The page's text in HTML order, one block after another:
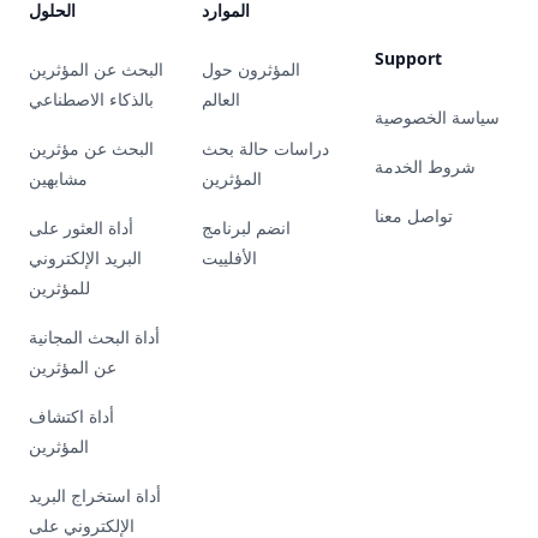
الحلول
البحث عن المؤثرين
بالذكاء الاصطناعي
البحث عن مؤثرين
مشابهين
أداة العثور على
البريد الإلكتروني
للمؤثرين
أداة البحث المجانية
عن المؤثرين
أداة اكتشاف
المؤثرين
أداة استخراج البريد
الإلكتروني على
الموارد
المؤثرون حول
العالم
دراسات حالة بحث
المؤثرين
انضم لبرنامج
الأفلييت
Support
سياسة الخصوصية
شروط الخدمة
تواصل معنا